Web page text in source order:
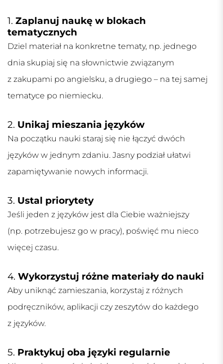
1. Zaplanuj naukę w blokach
tematycznych
Dziel materiał na konkretne tematy, np. jednego
dnia skupiaj się na słownictwie związanym
z zakupami po angielsku, a drugiego – na tej samej
tematyce po niemiecku.
2. Unikaj mieszania języków
Na początku nauki staraj się nie łączyć dwóch
języków w jednym zdaniu. Jasny podział ułatwi
zapamiętywanie nowych informacji.
3. Ustal priorytety
Jeśli jeden z języków jest dla Ciebie ważniejszy
(np. potrzebujesz go w pracy), poświęć mu nieco
więcej czasu.
4. Wykorzystuj różne materiały do nauki
Aby uniknąć zamieszania, korzystaj z różnych
podręczników, aplikacji czy zeszytów do każdego
z języków.
5. Praktykuj oba języki regularnie